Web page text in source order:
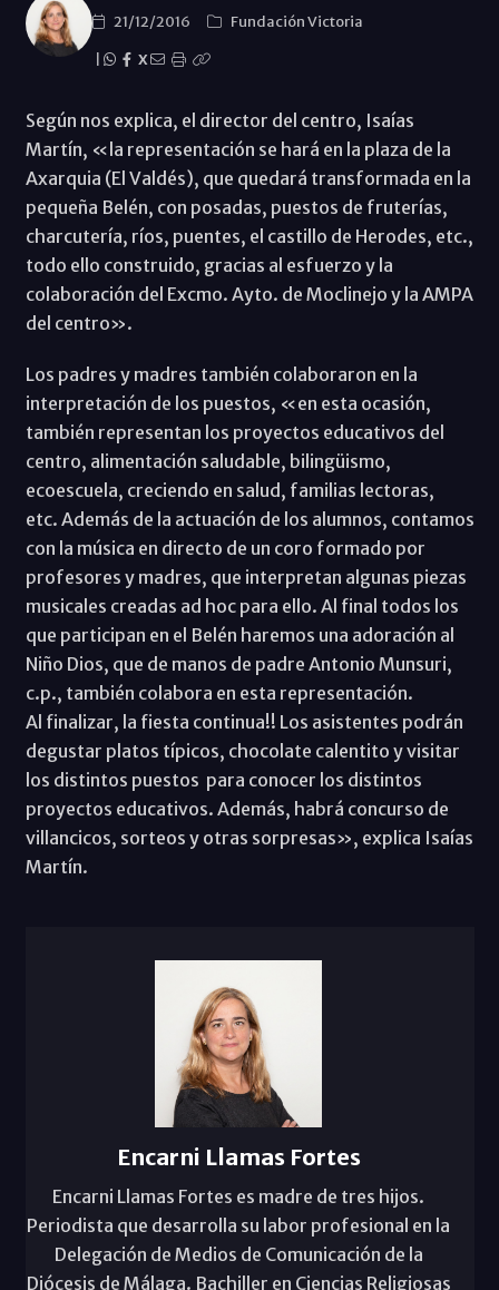
21/12/2016
Fundación Victoria
X
Según nos explica, el director del centro, Isaías
Martín, «la representación se hará en la plaza de la
Axarquia (El Valdés), que quedará transformada en la
pequeña Belén, con posadas, puestos de fruterías,
charcutería, ríos, puentes, el castillo de Herodes, etc.,
todo ello construido, gracias al esfuerzo y la
colaboración del Excmo. Ayto. de Moclinejo y la AMPA
del centro».
Los padres y madres también colaboraron en la
interpretación de los puestos, «en esta ocasión,
también representan los proyectos educativos del
centro, alimentación saludable, bilingüismo,
ecoescuela, creciendo en salud, familias lectoras,
etc. Además de la actuación de los alumnos, contamos
con la música en directo de un coro formado por
profesores y madres, que interpretan algunas piezas
musicales creadas ad hoc para ello. Al final todos los
que participan en el Belén haremos una adoración al
Niño Dios, que de manos de padre Antonio Munsuri,
c.p., también colabora en esta representación.
Al finalizar, la fiesta continua!! Los asistentes podrán
degustar platos típicos, chocolate calentito y visitar
los distintos puestos para conocer los distintos
proyectos educativos. Además, habrá concurso de
villancicos, sorteos y otras sorpresas», explica Isaías
Martín.
Encarni Llamas Fortes
Encarni Llamas Fortes es madre de tres hijos.
Periodista que desarrolla su labor profesional en la
Delegación de Medios de Comunicación de la
Diócesis de Málaga. Bachiller en Ciencias Religiosas